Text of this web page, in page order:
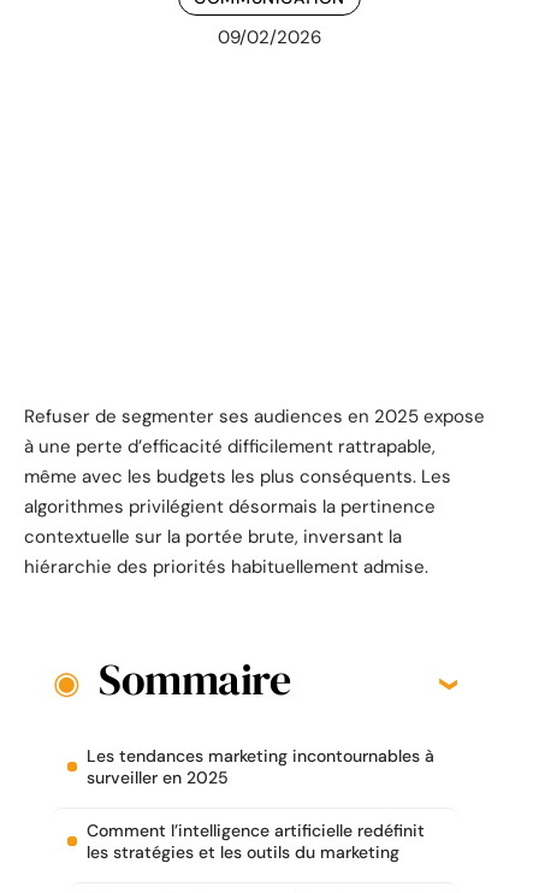
09/02/2026
Refuser de segmenter ses audiences en 2025 expose
à une perte d’efficacité difficilement rattrapable,
même avec les budgets les plus conséquents. Les
algorithmes privilégient désormais la pertinence
contextuelle sur la portée brute, inversant la
hiérarchie des priorités habituellement admise.
Sommaire
Les tendances marketing incontournables à
surveiller en 2025
Comment l’intelligence artificielle redéfinit
les stratégies et les outils du marketing